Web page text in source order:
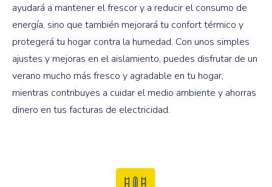
ayudará a mantener el frescor y a reducir el consumo de
energía, sino que también mejorará tu confort térmico y
protegerá tu hogar contra la humedad. Con unos simples
ajustes y mejoras en el aislamiento, puedes disfrutar de un
verano mucho más fresco y agradable en tu hogar,
mientras contribuyes a cuidar el medio ambiente y ahorras
dinero en tus facturas de electricidad.